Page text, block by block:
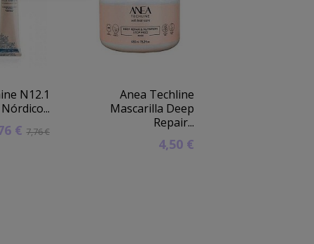
N12.1
€7,76 €
Anea Techline
Mascarilla Deep
Repair...
4,50 €